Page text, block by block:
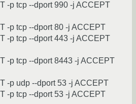
-p tcp --dport 990 -j ACCEPT
-p tcp --dport 80 -j ACCEPT
-p tcp --dport 443 -j ACCEPT
-p tcp --dport 8443 -j ACCEPT
-p udp --dport 53 -j ACCEPT
-p tcp --dport 53 -j ACCEPT